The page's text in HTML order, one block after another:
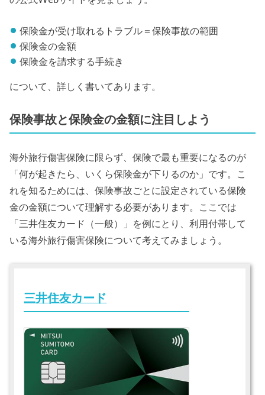
保険金が受け取れるトラブル＝保険事故の範囲
保険金の金額
保険金を請求する手続き
について、詳しく書いてあります。
保険事故と保険金の金額に注目しよう
海外旅行傷害保険に限らず、保険で最も重要になるのが
「何が起きたら、いくら保険金が下りるのか」です。こ
れを知るためには、保険事故ごとに設定されている保険
金の金額について理解する必要があります。ここでは
「三井住友カード（一般）」を例にとり、利用付帯して
いる海外旅行傷害保険について考えてみましょう。
三井住友カード